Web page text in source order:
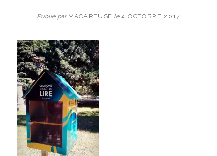
Publié par MACAREUSE le4 OCTOBRE 2017